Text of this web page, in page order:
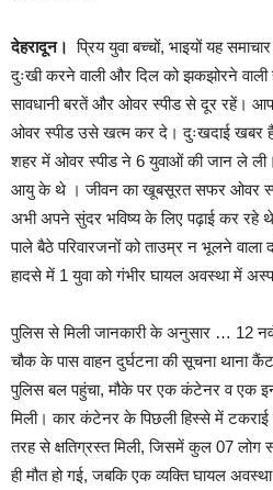
देहरादून। प्रिय युवा बच्चों, भाइयों यह
दुःखी करने वाली और दिल को झकझोरने
सावधानी बरतें और ओवर स्पीड से दूर रहें।
ओवर स्पीड उसे खत्म कर दे। दुःखदाई खबर है
शहर में ओवर स्पीड ने 6 युवाओं की जान ले
आयु के थे । जीवन का खूबसूरत सफर ओवर
अभी अपने सुंदर भविष्य के लिए पढ़ाई कर
पाले बैठे परिवारजनों को ताउम्र न भूलने
हादसे में 1 युवा को गंभीर घायल अवस्था में
पुलिस से मिली जानकारी के अनुसार … 12
चौक के पास वाहन दुर्घटना की सूचना थाना
पुलिस बल पहुंचा, मौके पर एक कंटेनर व एक
मिली। कार कंटेनर के पिछली हिस्से में टकराई
तरह से क्षतिग्रस्त मिली, जिसमें कुल 07 लोग
ही मौत हो गई, जबकि एक व्यक्ति घायल